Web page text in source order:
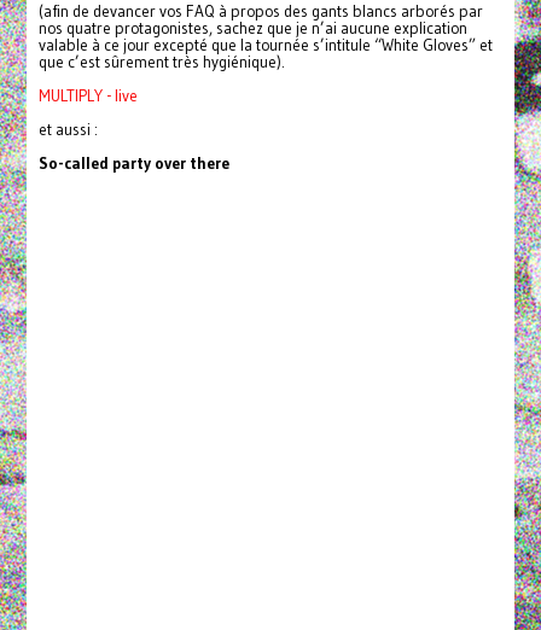
(afin de devancer vos FAQ à propos des gants blancs arborés par
nos quatre protagonistes, sachez que je n’ai aucune explication
valable à ce jour excepté que la tournée s’intitule “White Gloves” et
que c’est sûrement très hygiénique).
MULTIPLY - live
et aussi :
So-called party over there